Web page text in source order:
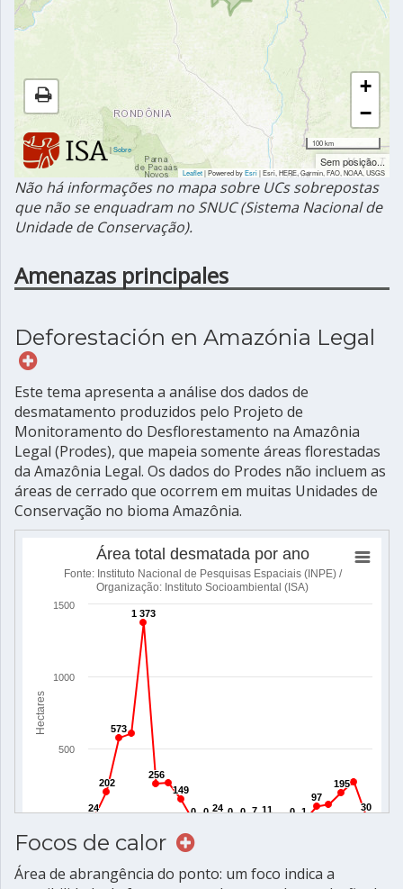
|Sobre
+
−
100 km
Sem posição...
Leaflet| Powered byEsri|Esri, HERE, Garmin, FAO, NOAA, USGS
Não há informações no mapa sobre UCs sobrepostas
que não se enquadram no SNUC (Sistema Nacional de
Unidade de Conservação).
Amenazas principales
Deforestación en Amazónia Legal
Este tema apresenta a análise dos dados de
desmatamento produzidos pelo Projeto de
Monitoramento do Desflorestamento na Amazônia
Legal (Prodes), que mapeia somente áreas florestadas
da Amazônia Legal. Os dados do Prodes não incluem as
áreas de cerrado que ocorrem em muitas Unidades de
Conservação no bioma Amazônia.
Focos de calor
Área de abrangência do ponto: um foco indica a